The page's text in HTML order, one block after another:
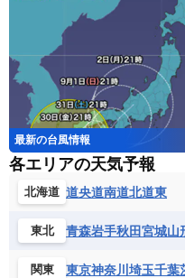
最新の台風情報
各エリアの天気予報
北海道 道央道南道北道東
東北 青森岩手秋田宮城山
関東 東京神奈川 埼玉千葉